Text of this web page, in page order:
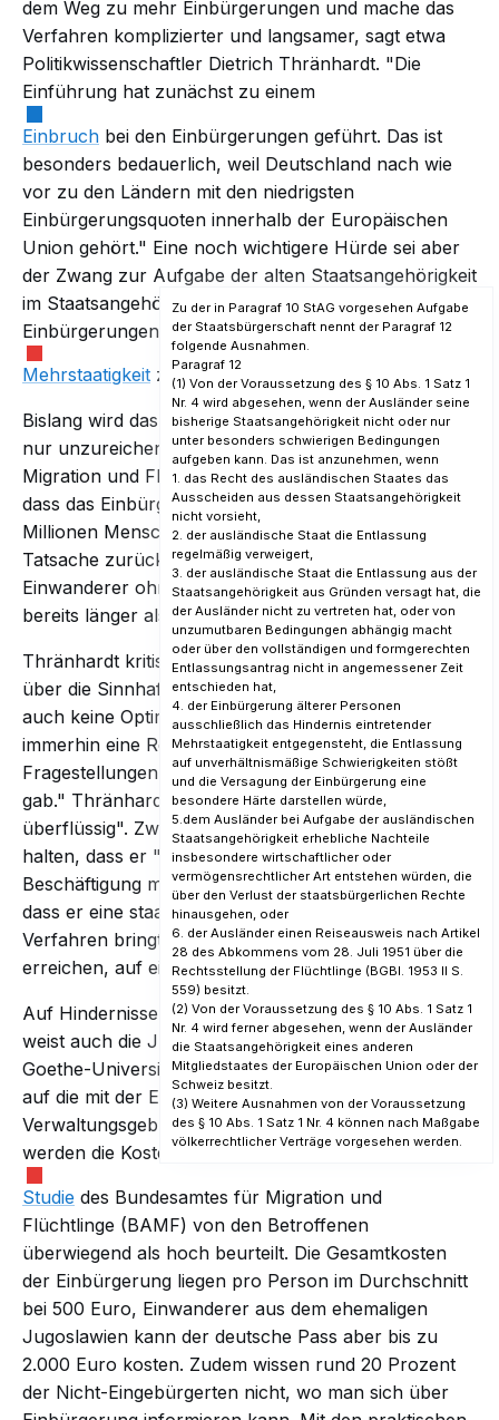
dem Weg zu mehr Einbürgerungen und mache das
Verfahren komplizierter und langsamer, sagt etwa
Politikwissenschaftler Dietrich Thränhardt. "Die
Einführung hat zunächst zu einem
Einbruch bei den Einbürgerungen geführt. Das ist
besonders bedauerlich, weil Deutschland nach wie
vor zu den Ländern mit den niedrigsten
Einbürgerungsquoten innerhalb der Europäischen
Union gehört." Eine noch wichtigere Hürde sei aber
der Zwang zur Aufgabe
Zu der in Paragraf 10 StAG vorgesehen Aufgabe
der Staatsbürgerschaft nennt der Paragraf 12
folgende Ausnahmen.
Paragraf 12
(1) Von der Voraussetzung des § 10 Abs. 1 Satz 1
Nr. 4 wird abgesehen, wenn der Ausländer seine
bisherige Staatsangehörigkeit nicht oder nur
unter besonders schwierigen Bedingungen
aufgeben kann. Das ist anzunehmen, wenn
1. das Recht des ausländischen Staates das
Ausscheiden aus dessen Staatsangehörigkeit
nicht vorsieht,
2. der ausländische Staat die Entlassung
regelmäßig verweigert,
3. der ausländische Staat die Entlassung aus der
Staatsangehörigkeit aus Gründen versagt hat, die
der Ausländer nicht zu vertreten hat, oder von
unzumutbaren Bedingungen abhängig macht
oder über den vollständigen und formgerechten
Entlassungsantrag nicht in angemessener Zeit
entschieden hat,
4. der Einbürgerung älterer Personen
ausschließlich das Hindernis eintretender
Mehrstaatigkeit entgegensteht, die Entlassung
auf unverhältnismäßige Schwierigkeiten stößt
und die Versagung der Einbürgerung eine
besondere Härte darstellen würde,
5.dem Ausländer bei Aufgabe der ausländischen
Staatsangehörigkeit erhebliche Nachteile
insbesondere wirtschaftlicher oder
vermögensrechtlicher Art entstehen würden, die
über den Verlust der staatsbürgerlichen Rechte
hinausgehen, oder
6. der Ausländer einen Reiseausweis nach Artikel
28 des Abkommens vom 28. Juli 1951 über die
Rechtsstellung der Flüchtlinge (BGBl. 1953 II S.
559) besitzt.
(2) Von der Voraussetzung des § 10 Abs. 1 Satz 1
Nr. 4 wird ferner abgesehen, wenn der Ausländer
die Staatsangehörigkeit eines anderen
Mitgliedstaates der Europäischen Union oder der
Schweiz besitzt.
(3) Weitere Ausnahmen von der Voraussetzung
des § 10 Abs. 1 Satz 1 Nr. 4 können nach Maßgabe
völkerrechtlicher Verträge vorgesehen werden.
der alten Staatsangehörigkeit
im Staatsangehörigkeitsgesetz. "Wer mehr
Einbürgerungen will, der muss die
Mehrstaatigkeit zulassen", so Thränhardt.
Bislang wird das Einbürgerungspotenzialjedenfalls
nur unzureichend ausgeschöpft. Das Bundesamt für
Migration und Flüchtlinge schätzte im Jahr 2012,
dass das Einbürgerungspotenzial bei über fünf
Millionen Menschen liegt. Diese Zahl ist auf die
Tatsache zurückzuführen, dass rund 5.500.000
Einwanderer ohne deutsche Staatsbürgerschaft
bereits länger als sechs Jahre in Deutschland leben.
Thränhardt kritisiert zudem, dass es "keine Studien
über die Sinnhaftigkeit des Einbürgerungstests und
auch keine Optimierungsanalysen gibt. Es sind
immerhin eine Reihe von Fehlern bei den
Fragestellungen behoben worden, die es anfänglich
gab." Thränhardt hält den Test für "eigentlich
überflüssig". Zwar könnte man dem Test zugute
halten, dass er "bei den Kandidaten zu einer
Beschäftigung mit dem politischen System führt und
dass er eine staatsbürgerliche Dimension in das
Verfahren bringt. Doch das ließe sich auch anders
erreichen, auf eine weniger abschreckende Weise."
Auf Hindernisse auf dem Weg zur Einbürgerung
weist auch die Juristin Astrid Wallrabenstein von der
Goethe-Universität in Frankfurt am Main hin: Etwa
auf die mit der Einbürgerung verbundenen
Verwaltungsgebühren sowie Informationsdefizite. So
werden die Kosten der Einbürgerung laut einer
Studie des Bundesamtes für Migration und
Flüchtlinge (BAMF) von den Betroffenen
überwiegend als hoch beurteilt. Die Gesamtkosten
der Einbürgerung liegen pro Person im Durchschnitt
bei 500 Euro, Einwanderer aus dem ehemaligen
Jugoslawien kann der deutsche Pass aber bis zu
2.000 Euro kosten. Zudem wissen rund 20 Prozent
der Nicht-Eingebürgerten nicht, wo man sich über